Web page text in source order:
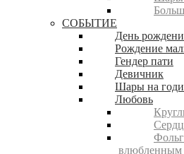
СОБЫТИЕ
День
Рождение
Гендер пати
Девичник
Шары на
Любовь
влюбленным